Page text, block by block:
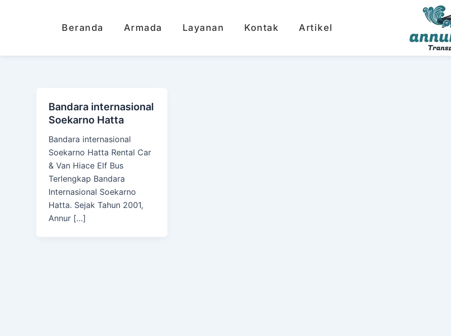
Beranda Armada Layanan Kontak Artikel
Bandara internasional
Soekarno Hatta
Bandara internasional
Soekarno Hatta Rental Car
& Van Hiace Elf Bus
Terlengkap Bandara
Internasional Soekarno
Hatta. Sejak Tahun 2001,
Annur […]